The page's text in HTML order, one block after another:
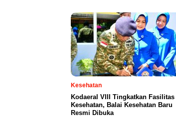
Kesehatan
Kodaeral VIII Tingkatkan Fasilitas
Kesehatan, Balai Kesehatan Baru
Resmi Dibuka